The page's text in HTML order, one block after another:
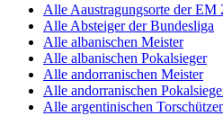
Alle Aaustragungsorte der EM
Alle Absteiger der Bundesliga
Alle albanischen Meister
Alle albanischen Pokalsieger
Alle andorranischen Meister
Alle andorranischen
Alle argentinischen